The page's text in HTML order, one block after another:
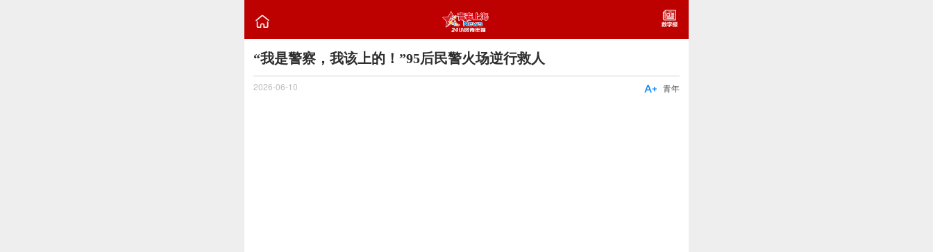

“我是警察，我该上的！”95后民警火场逆行救人
2026-06-10 青年
